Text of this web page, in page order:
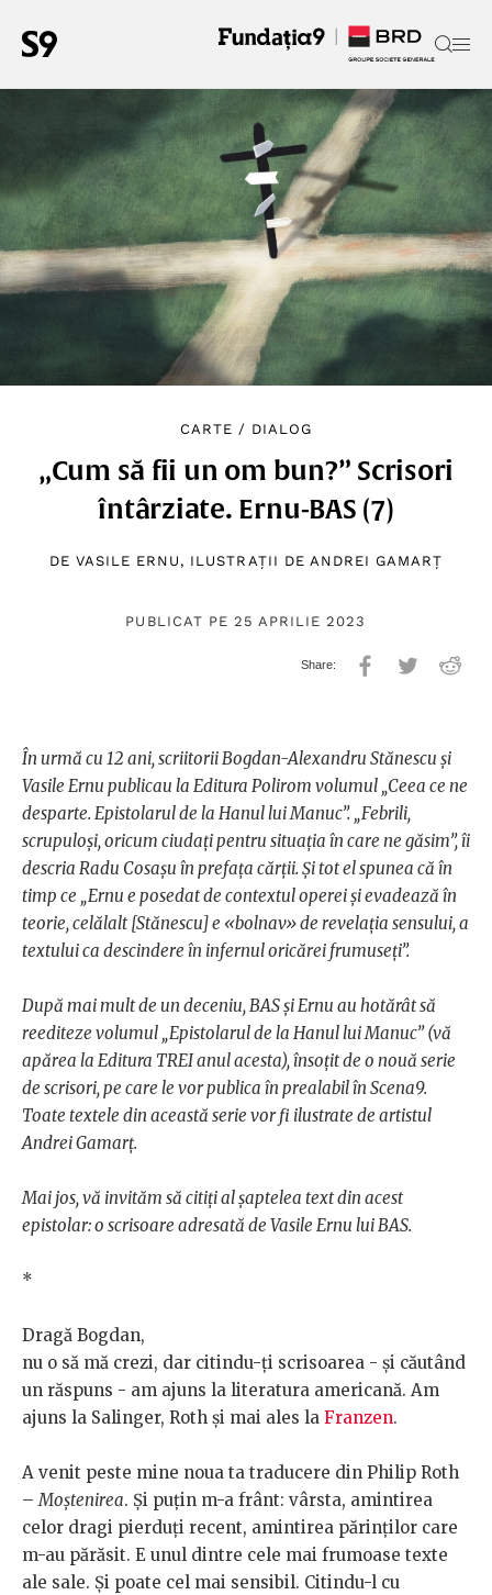
CARTE / DIALOG
„Cum să fii un om bun?” Scrisori
întârziate. Ernu-BAS (7)
DE VASILE ERNU , ILUSTRAȚII DE ANDREI GAMARȚ
PUBLICAT PE 25 APRILIE 2023
În urmă cu 12 ani, scriitorii Bogdan-Alexandru Stănescu și
Vasile Ernu publicau la Editura Polirom volumul „Ceea ce ne
desparte. Epistolarul de la Hanul lui Manuc”. „Febrili,
scrupuloși, oricum ciudați pentru situația în care ne găsim”, îi
descria Radu Cosașu în prefața cărții. Și tot el spunea că în
timp ce „Ernu e posedat de contextul operei și evadează în
teorie, celălalt [Stănescu] e «bolnav» de revelația sensului, a
textului ca descindere în infernul oricărei frumuseți”.
După mai mult de un deceniu, BAS și Ernu au hotărât să
reediteze volumul „Epistolarul de la Hanul lui Manuc” (vă
apărea la Editura TREI anul acesta), însoțit de o nouă serie
de scrisori, pe care le vor publica în prealabil în Scena9.
Toate textele din această serie vor fi ilustrate de artistul
Andrei Gamarț.
Mai jos, vă invităm să citiți al șaptelea text din acest
epistolar: o scrisoare adresată de Vasile Ernu lui BAS.
*
Dragă Bogdan,
nu o să mă crezi, dar citindu-ți scrisoarea - și căutând
un răspuns - am ajuns la literatura americană. Am
ajuns la Salinger, Roth și mai ales la Franzen.
A venit peste mine noua ta traducere din Philip Roth
–Moștenirea. Și puțin m-a frânt: vârsta, amintirea
celor dragi pierduți recent, amintirea părinților care
m-au părăsit. E unul dintre cele mai frumoase texte
ale sale. Și poate cel mai sensibil. Citindu-l cu